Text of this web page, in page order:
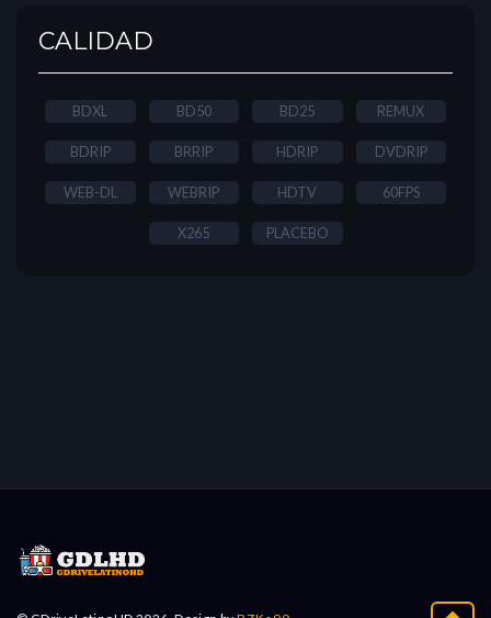
CALIDAD
BDXL BD50 BD25 REMUX
BDRIP BRRIP HDRIP DVDRIP
WEB-DL WEBRIP HDTV 60FPS
X265 PLACEBO